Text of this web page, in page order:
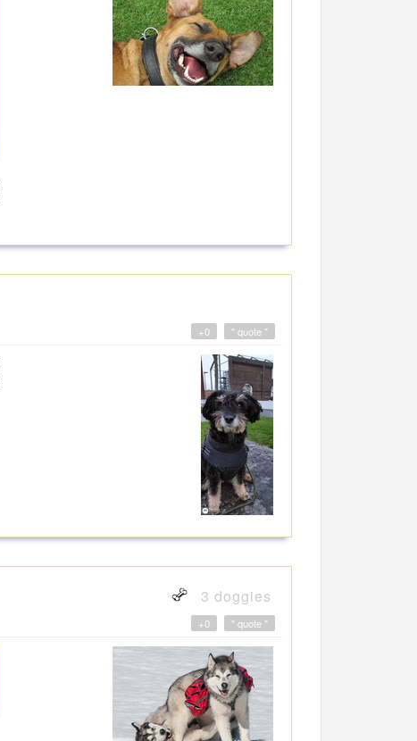
" quote "
+0
3 doggies
" quote "
+0